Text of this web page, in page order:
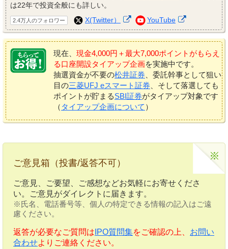
は22年で投資全般にも詳しい。
2.4万人のフォロワー X(Twitter） YouTube
現在、 現金4,000円＋最大7,000ポイントがもらえ
る口座開設タイアップ企画を実施中です。
抽選資金が不要の松井証券、委託幹事として狙い
目の三菱UFJ eスマート証券、そして落選しても
ポイントが貯まるSBI証券がタイアップ対象です
（ タイアップ企画について ）
ご意見箱（投書/返答不可）
ご意見、ご要望、ご感想などお気軽にお寄せくださ
い。ご意見がダイレクトに届きます。
※氏名、電話番号等、個人の特定できる情報の記入はご遠
慮ください。
返答が必要なご質問は IPO質問集をご確認の上、 お問い
合わせよりご連絡ください。